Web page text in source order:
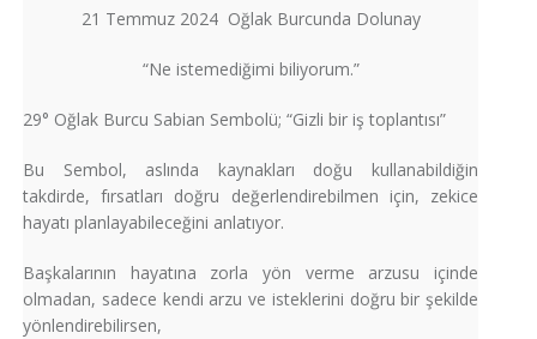
21 Temmuz 2024 Oğlak Burcunda Dolunay
“Ne istemediğimi biliyorum.”
29° Oğlak Burcu Sabian Sembolü; “Gizli bir iş toplantısı”
Bu Sembol, aslında kaynakları doğu kullanabildiğin
takdirde, fırsatları doğru değerlendirebilmen için, zekice
hayatı planlayabileceğini anlatıyor.
Başkalarının hayatına zorla yön verme arzusu içinde
olmadan, sadece kendi arzu ve isteklerini doğru bir şekilde
yönlendirebilirsen,